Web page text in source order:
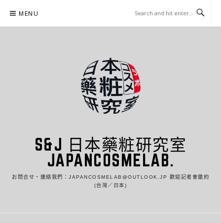
content
MENU
S&J 日本藥粧研究室
JAPANCOSMELAB.
お問合せ・連絡我們：JAPANCOSMELAB@OUTLOOK.JP 歡迎記者會邀約
(台灣／日本)